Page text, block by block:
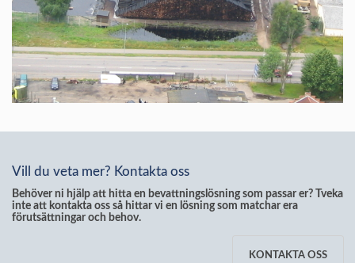
Vill du veta mer? Kontakta oss
Behöver ni hjälp att hitta en bevattningslösning som passar er? Tveka
inte att kontakta oss så hittar vi en lösning som matchar era
förutsättningar och behov.
KONTAKTA OSS